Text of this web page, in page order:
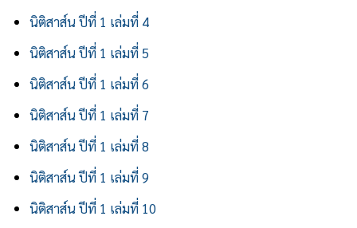
นิติสาส์น ปีที่ 1 เล่มที่ 4
นิติสาส์น ปีที่ 1 เล่มที่ 5
นิติสาส์น ปีที่ 1 เล่มที่ 6
นิติสาส์น ปีที่ 1 เล่มที่ 7
นิติสาส์น ปีที่ 1 เล่มที่ 8
นิติสาส์น ปีที่ 1 เล่มที่ 9
นิติสาส์น ปีที่ 1 เล่มที่ 10